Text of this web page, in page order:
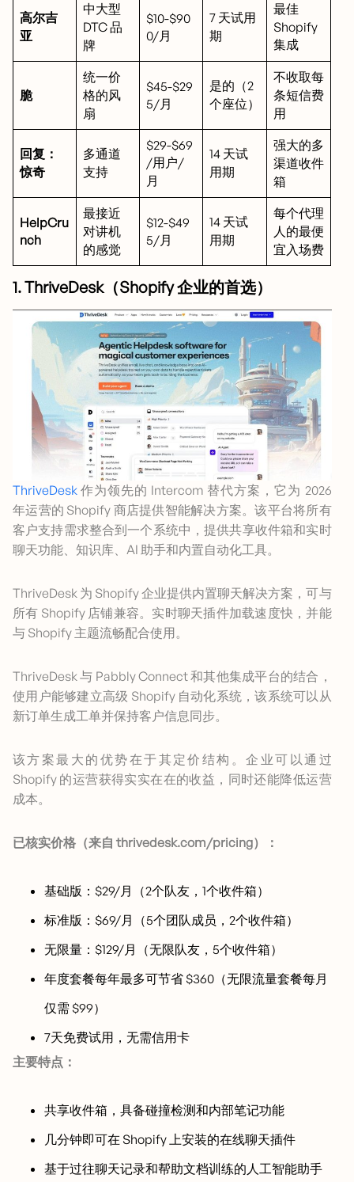
高尔吉
亚
中大型
DTC 品
牌
$10-$90
0/月
7 天试用
期
最佳
Shopify
集成
脆
统一价
格的风
扇
$45-$29
5/月
是的（2
个座位）
不收取每
条短信费
用
回复：
惊奇
多通道
支持
$29-$69
/用户/
月
14 天试
用期
强大的多
渠道收件
箱
HelpCru
nch
最接近
对讲机
的感觉
$12-$49
5/月
14 天试
用期
每个代理
人的最便
宜入场费
1. ThriveDesk（Shopify 企业的首选）
ThriveDesk 作为领先的 Intercom 替代方案，它为 2026
年运营的 Shopify 商店提供智能解决方案。该平台将所有
客户支持需求整合到一个系统中，提供共享收件箱和实时
聊天功能、知识库、AI 助手和内置自动化工具。
ThriveDesk 为 Shopify 企业提供内置聊天解决方案，可与
所有 Shopify 店铺兼容。实时聊天插件加载速度快，并能
与 Shopify 主题流畅配合使用。
ThriveDesk 与 Pabbly Connect 和其他集成平台的结合，
使用户能够建立高级 Shopify 自动化系统，该系统可以从
新订单生成工单并保持客户信息同步。
该方案最大的优势在于其定价结构。企业可以通过
Shopify 的运营获得实实在在的收益，同时还能降低运营
成本。
已核实价格（来自 thrivedesk.com/pricing）：
基础版：$29/月（2个队友，1个收件箱）
标准版：$69/月（5个团队成员，2个收件箱）
无限量：$129/月（无限队友，5个收件箱）
年度套餐每年最多可节省 $360（无限流量套餐每月
仅需 $99）
7天免费试用，无需信用卡
主要特点：
共享收件箱，具备碰撞检测和内部笔记功能
几分钟即可在 Shopify 上安装的在线聊天插件
基于过往聊天记录和帮助文档训练的人工智能助手